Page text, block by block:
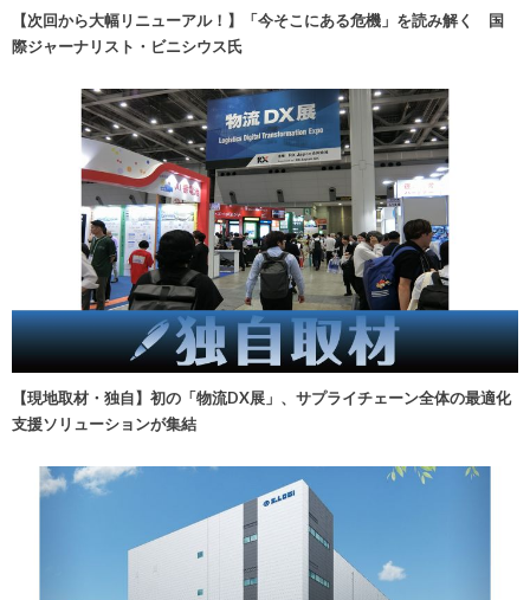
【次回から大幅リニューアル！】「今そこにある危機」を読み解く 国
際ジャーナリスト・ビニシウス氏
【現地取材・独自】初の「物流DX展」、サプライチェーン全体の最適化
支援ソリューションが集結